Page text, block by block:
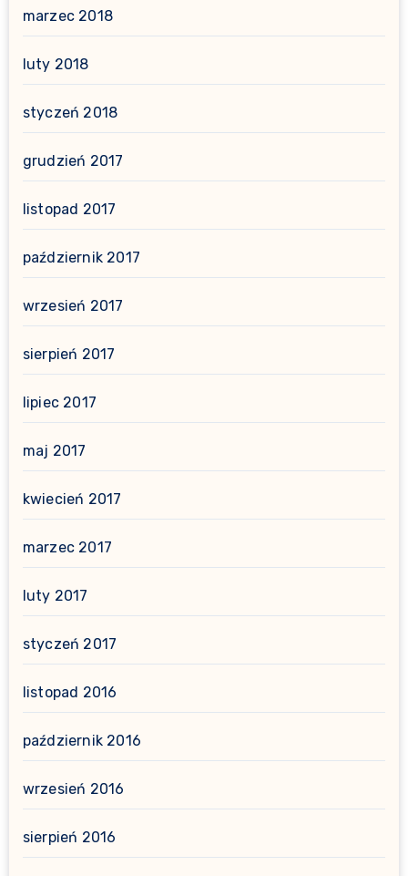
marzec 2018
luty 2018
styczeń 2018
grudzień 2017
listopad 2017
październik 2017
wrzesień 2017
sierpień 2017
lipiec 2017
maj 2017
kwiecień 2017
marzec 2017
luty 2017
styczeń 2017
listopad 2016
październik 2016
wrzesień 2016
sierpień 2016